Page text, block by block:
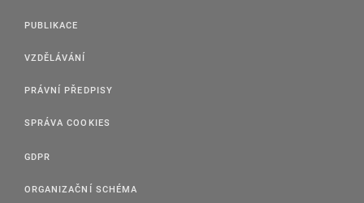
PUBLIKACE
VZDĚLÁVÁNÍ
PRÁVNÍ PŘEDPISY
SPRÁVA COOKIES
GDPR
ORGANIZAČNÍ SCHÉMA